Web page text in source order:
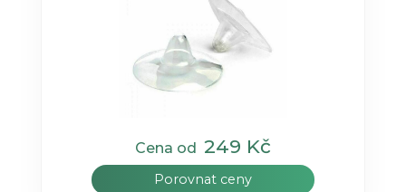
Cena od 249 Kč
Porovnat ceny